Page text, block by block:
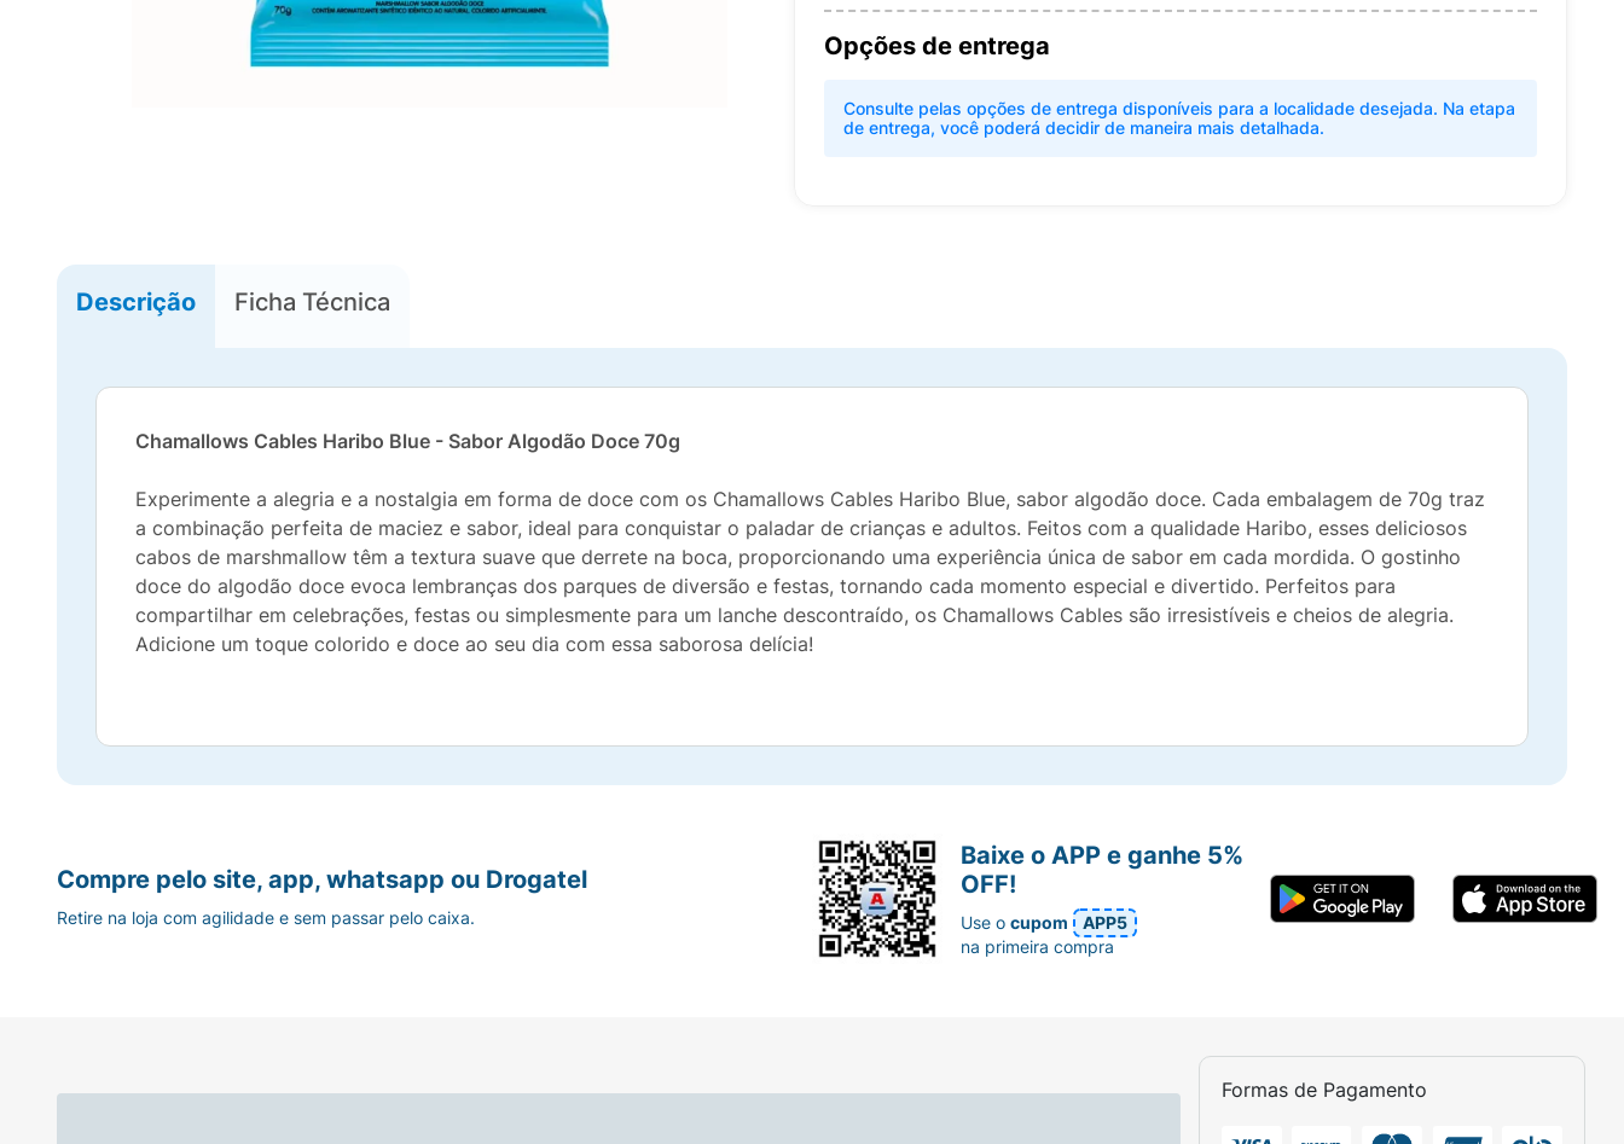
Opções de entrega
Consulte pelas opções de entrega disponíveis para a localidade desejada. Na etapa
de entrega, você poderá decidir de maneira mais detalhada.
Descrição Ficha Técnica
Chamallows Cables Haribo Blue - Sabor Algodão Doce 70g
Experimente a alegria e a nostalgia em forma de doce com os Chamallows Cables Haribo Blue, sabor algodão doce. Cada embalagem de 70g traz
a combinação perfeita de maciez e sabor, ideal para conquistar o paladar de crianças e adultos. Feitos com a qualidade Haribo, esses deliciosos
cabos de marshmallow têm a textura suave que derrete na boca, proporcionando uma experiência única de sabor em cada mordida. O gostinho
doce do algodão doce evoca lembranças dos parques de diversão e festas, tornando cada momento especial e divertido. Perfeitos para
compartilhar em celebrações, festas ou simplesmente para um lanche descontraído, os Chamallows Cables são irresistíveis e cheios de alegria.
Adicione um toque colorido e doce ao seu dia com essa saborosa delícia!
Formas de Pagamento
Compre pelo site, app, whatsapp ou Drogatel
Retire na loja com agilidade e sem passar pelo caixa.
Baixe o APP e ganhe 5%
OFF!
Use ocupom
APP5
na primeira compra